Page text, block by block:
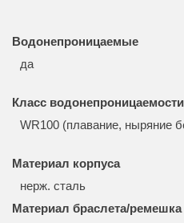
Водонепроницаемые
да
Класс водонепроницаемости
WR100 (плавание, ныряние
Материал корпуса
нерж. сталь
Материал браслета/ремешка